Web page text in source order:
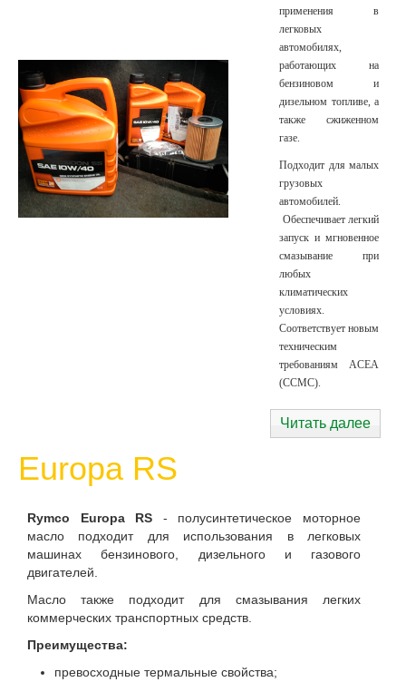
применения в
легковых
автомобилях,
работающих на
бензиновом и
дизельном топливе, а
также сжиженном
газе.
Подходит для малых
грузовых
автомобилей.
Обеспечивает легкий
запуск и мгновенное
смазывание при
любых
климатических
условиях.
Соответствует новым
техническим
требованиям ACEA
(CCMC).
Читать далее
Europa RS
Rymco Europa RS - полусинтетическое моторное
масло подходит для использования в легковых
машинах бензинового, дизельного и газового
двигателей.
Масло также подходит для смазывания легких
коммерческих транспортных средств.
Преимущества:
превосходные термальные свойства;